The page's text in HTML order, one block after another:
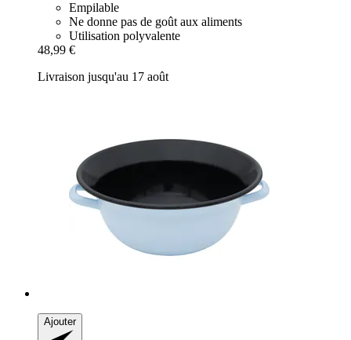
Empilable
Ne donne pas de goût aux aliments
Utilisation polyvalente
48,99 €
Livraison jusqu'au 17 août
Ajouter